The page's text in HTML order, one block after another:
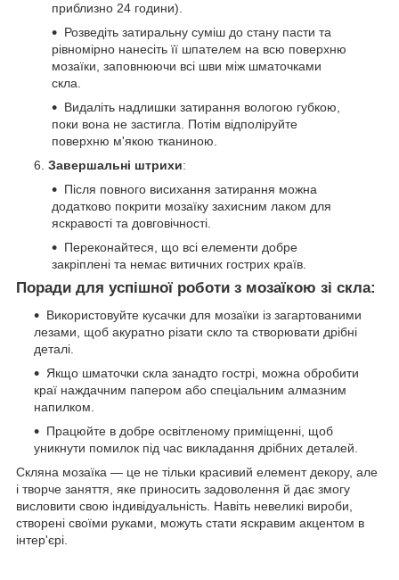
приблизно 24 години).
Розведіть затиральну суміш до стану пасти та
рівномірно нанесіть її шпателем на всю поверхню
мозаїки, заповнюючи всі шви між шматочками
скла.
Видаліть надлишки затирання вологою губкою,
поки вона не застигла. Потім відполіруйте
поверхню м'якою тканиною.
Завершальні штрихи:
Після повного висихання затирання можна
додатково покрити мозаїку захисним лаком для
яскравості та довговічності.
Переконайтеся, що всі елементи добре
закріплені та немає витичних гострих країв.
Поради для успішної роботи з мозаїкою зі скла:
Використовуйте кусачки для мозаїки із загартованими
лезами, щоб акуратно різати скло та створювати дрібні
деталі.
Якщо шматочки скла занадто гострі, можна обробити
краї наждачним папером або спеціальним алмазним
напилком.
Працюйте в добре освітленому приміщенні, щоб
уникнути помилок під час викладання дрібних деталей.
Скляна мозаїка — це не тільки красивий елемент декору, але
і творче заняття, яке приносить задоволення й дає змогу
висловити свою індивідуальність. Навіть невеликі вироби,
створені своїми руками, можуть стати яскравим акцентом в
інтер'єрі.